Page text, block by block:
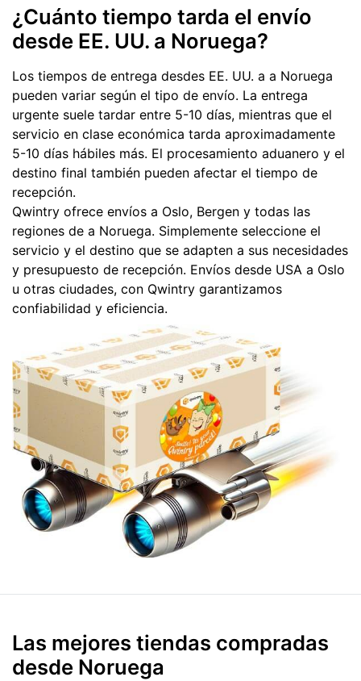
¿Cuánto tiempo tarda el envío
desde EE. UU. a Noruega?
Los tiempos de entrega desdes EE. UU. a a Noruega
pueden variar según el tipo de envío. La entrega
urgente suele tardar entre 5-10 días, mientras que el
servicio en clase económica tarda aproximadamente
5-10 días hábiles más. El procesamiento aduanero y el
destino final también pueden afectar el tiempo de
recepción.
Qwintry ofrece envíos a Oslo, Bergen y todas las
regiones de a Noruega. Simplemente seleccione el
servicio y el destino que se adapten a sus necesidades
y presupuesto de recepción. Envíos desde USA a Oslo
u otras ciudades, con Qwintry garantizamos
confiabilidad y eficiencia.
Las mejores tiendas compradas
desde Noruega